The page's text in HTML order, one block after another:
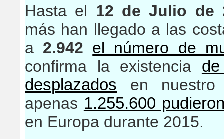
Hasta el 12 de Julio de
más han llegado a las
a 2.942 el número de
confirma la existencia
desplazados
en nuestro
apenas 1.255.600
en Europa durante 2015.